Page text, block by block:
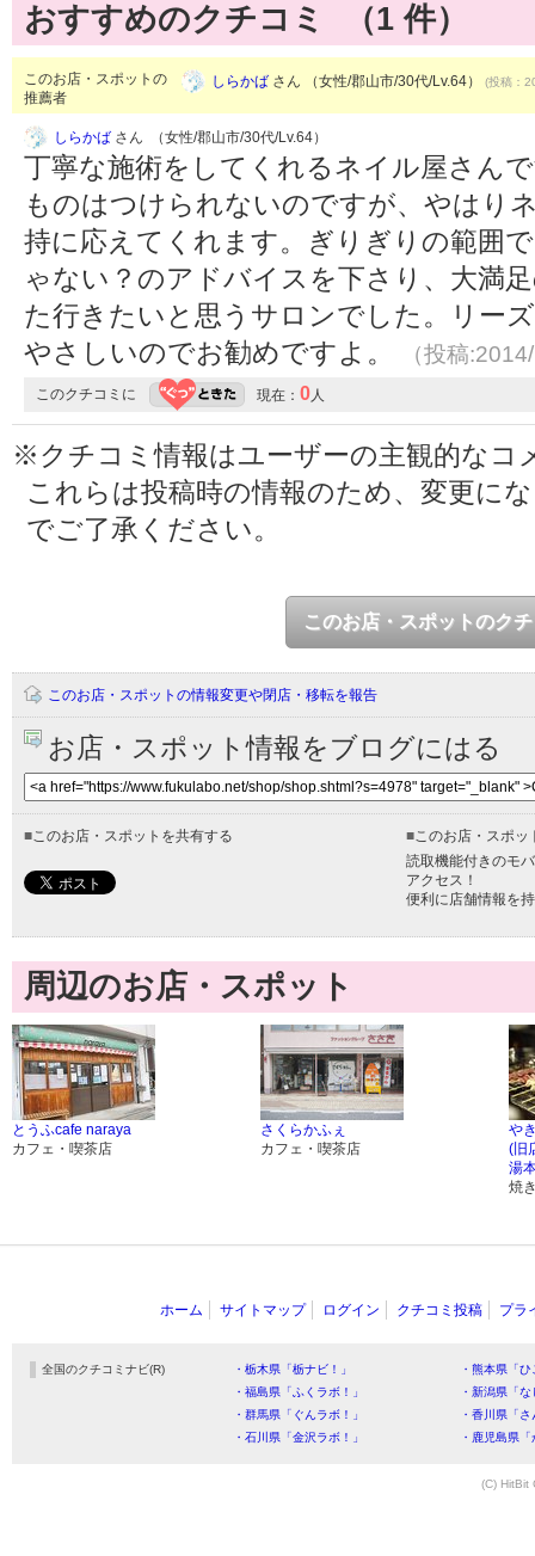
おすすめのクチコミ （1 件）
このお店・スポットの
推薦者
しらかば さん （女性/郡山市/30代/Lv.64） (投稿：
しらかば さん （女性/郡山市/30代/Lv.64）
丁寧な施術をしてくれるネイル屋さん
ものはつけられないのですが、やはり
持に応えてくれます。ぎりぎりの範囲
ゃない？のアドバイスを下さり、大満
た行きたいと思うサロンでした。リー
やさしいのでお勧めですよ。
（投稿
このクチコミに 現在： 0人
※クチコミ情報はユーザーの主観的なコ
これらは投稿時の情報のため、変更に
でご了承ください。
このお店・スポットのク
このお店・スポットの情報変更や閉店・移転を報告
お店・スポット情報をブログにはる
■このお店・スポットを共有する ■このお店・スポッ
読取機能付きのモ
アクセス！
便利に店舗情報を
周辺のお店・スポット
とうふcafe naraya
カフェ・喫茶店
さくらかふぇ
カフェ・喫茶店
や
(旧
湯
焼
ホーム サイトマップ ログイン クチコミ投稿 プラ
全国のクチコミナビ(R) ・栃木県「栃ナビ！」
・熊本県「
・福島県「ふくラボ！」
・新潟県「
・群馬県「ぐんラボ！」
・香川県「
・石川県「金沢ラボ！」
・鹿児島県
(C) HitBit